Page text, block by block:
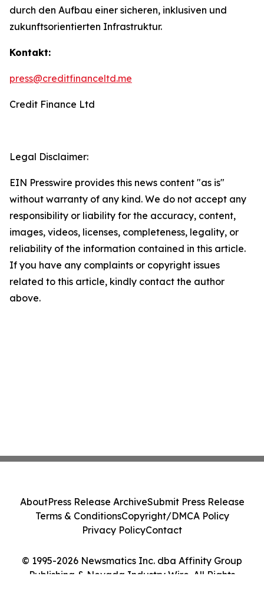
durch den Aufbau einer sicheren, inklusiven und
zukunftsorientierten Infrastruktur.
Kontakt:
press@creditfinanceltd.me
Credit Finance Ltd
Legal Disclaimer:
EIN Presswire provides this news content "as is"
without warranty of any kind. We do not accept any
responsibility or liability for the accuracy, content,
images, videos, licenses, completeness, legality, or
reliability of the information contained in this article.
If you have any complaints or copyright issues
related to this article, kindly contact the author
above.
© 1995-2026 Newsmatics Inc. dba Affinity Group
Publishing & Nevada Industry Wire. All Rights
AboutPress Release ArchiveSubmit Press Release
Terms & ConditionsCopyright/DMCA Policy
Privacy PolicyContact